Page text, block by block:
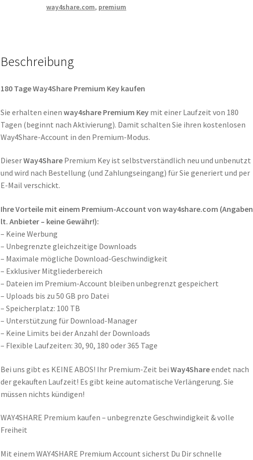
way4share.com, premium
Beschreibung
180 Tage Way4Share Premium Key kaufen
Sie erhalten einen way4share Premium Keymit einer Laufzeit von 180
Tagen (beginnt nach Aktivierung). Damit schalten Sie ihren kostenlosen
Way4Share-Account in den Premium-Modus.
DieserWay4SharePremium Key ist selbstverständlich neu und unbenutzt
und wird nach Bestellung (und Zahlungseingang) für Sie generiert und per
E-Mail verschickt.
Ihre Vorteile mit einem Premium-Account von way4share.com (Angaben
lt. Anbieter – keine Gewähr!):
– Keine Werbung
– Unbegrenzte gleichzeitige Downloads
– Maximale mögliche Download-Geschwindigkeit
– Exklusiver Mitgliederbereich
– Dateien im Premium-Account bleiben unbegrenzt gespeichert
– Uploads bis zu 50 GB pro Datei
– Speicherplatz: 100 TB
– Unterstützung für Download-Manager
– Keine Limits bei der Anzahl der Downloads
– Flexible Laufzeiten: 30, 90, 180 oder 365 Tage
Bei uns gibt es KEINE ABOS! Ihr Premium-Zeit bei Way4Shareendet nach
der gekauften Laufzeit! Es gibt keine automatische Verlängerung. Sie
müssen nichts kündigen!
WAY4SHARE Premium kaufen – unbegrenzte Geschwindigkeit & volle
Freiheit
Mit einem WAY4SHARE Premium Account sicherst Du Dir schnelle